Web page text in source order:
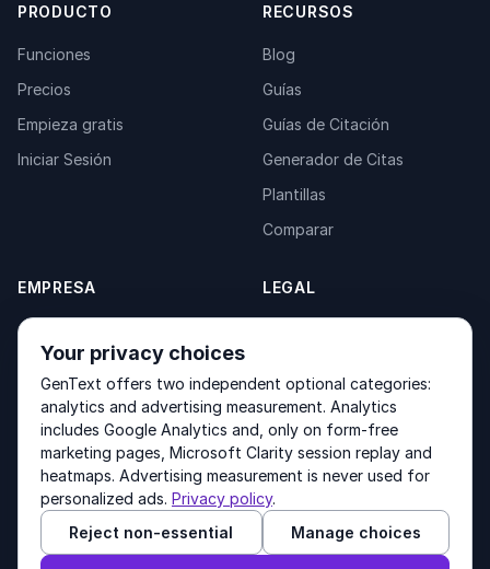
PRODUCTO
Funciones
Precios
Empieza gratis
Iniciar Sesión
RECURSOS
Blog
Guías
Guías de Citación
Generador de Citas
Plantillas
Comparar
EMPRESA
Acerca de
Contacto
Productos
LEGAL
Terms of Service
Other products by GenText Group:LexDraft· MentalNote
Your privacy choices
GenText offers two independent optional categories:
analytics and advertising measurement. Analytics
includes Google Analytics and, only on form-free
marketing pages, Microsoft Clarity session replay and
heatmaps. Advertising measurement is never used for
personalized ads. Privacy policy.
Reject non-essential
Manage choices